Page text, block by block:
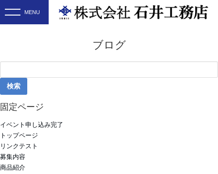
ブログ
索:
固定ページ
イベント申し込み完了
トップページ
リンクテスト
募集内容
商品紹介